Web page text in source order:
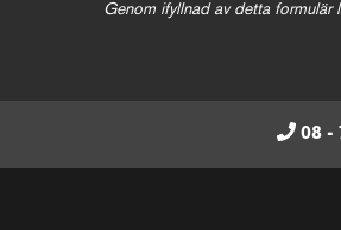
Genom ifyllnad av detta formulär
08 -